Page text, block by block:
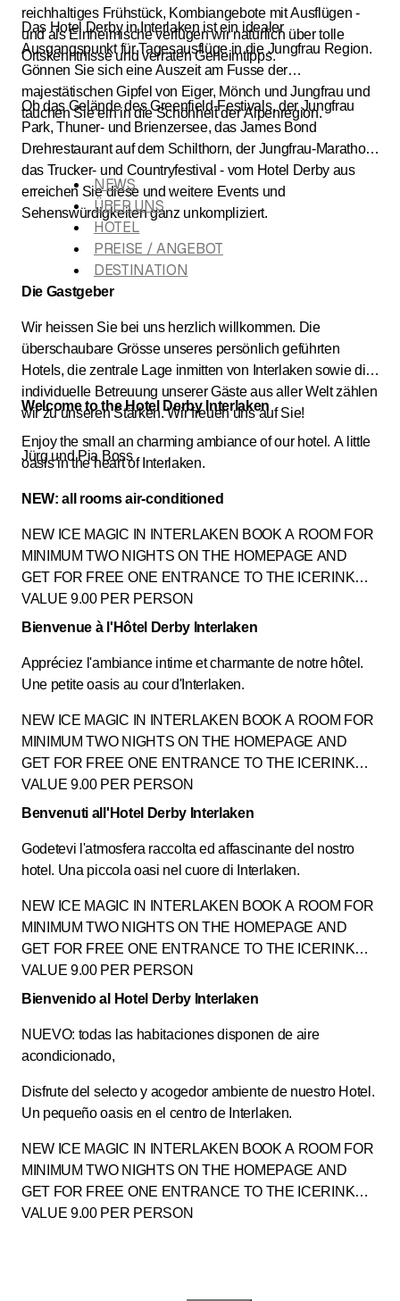
reichhaltiges Frühstück, Kombiangebote mit Ausflügen -
und als Einheimische verfügen wir natürlich über tolle
Ortskenntnisse und verraten Geheimtipps.
Das Hotel Derby in Interlaken ist ein idealer
Ausgangspunkt für Tagesausflüge in die Jungfrau Region.
Gönnen Sie sich eine Auszeit am Fusse der
majestätischen Gipfel von Eiger, Mönch und Jungfrau und
tauchen Sie ein in die Schönheit der Alpenregion.
Ob das Gelände des Greenfield-Festivals, der Jungfrau
Park, Thuner- und Brienzersee, das James Bond
Drehrestaurant auf dem Schilthorn, der Jungfrau-Marathon,
das Trucker- und Countryfestival - vom Hotel Derby aus
erreichen Sie diese und weitere Events und
Sehenswürdigkeiten ganz unkompliziert.
NEWS
ÜBER UNS
HOTEL
PREISE / ANGEBOT
DESTINATION
Die Gastgeber
Wir heissen Sie bei uns herzlich willkommen. Die
überschaubare Grösse unseres persönlich geführten
Hotels, die zentrale Lage inmitten von Interlaken sowie die
individuelle Betreuung unserer Gäste aus aller Welt zählen
wir zu unseren Stärken. Wir freuen uns auf Sie!
Jürg und Pia Boss
Welcome to the Hotel Derby Interlaken
Enjoy the small an charming ambiance of our hotel. A little
oasis in the heart of Interlaken.
NEW: all rooms air-conditioned
NEW ICE MAGIC IN INTERLAKEN BOOK A ROOM FOR
MINIMUM TWO NIGHTS ON THE HOMEPAGE AND
GET FOR FREE ONE ENTRANCE TO THE ICERINK
VALUE 9.00 PER PERSON
Bienvenue à l'Hôtel Derby Interlaken
Appréciez l'ambiance intime et charmante de notre hôtel.
Une petite oasis au cour d'Interlaken.
NEW ICE MAGIC IN INTERLAKEN BOOK A ROOM FOR
MINIMUM TWO NIGHTS ON THE HOMEPAGE AND
GET FOR FREE ONE ENTRANCE TO THE ICERINK
VALUE 9.00 PER PERSON
Benvenuti all'Hotel Derby Interlaken
Godetevi l'atmosfera raccolta ed affascinante del nostro
hotel. Una piccola oasi nel cuore di Interlaken.
NEW ICE MAGIC IN INTERLAKEN BOOK A ROOM FOR
MINIMUM TWO NIGHTS ON THE HOMEPAGE AND
GET FOR FREE ONE ENTRANCE TO THE ICERINK
VALUE 9.00 PER PERSON
Bienvenido al Hotel Derby Interlaken
NUEVO: todas las habitaciones disponen de aire
acondicionado,
Disfrute del selecto y acogedor ambiente de nuestro Hotel.
Un pequeño oasis en el centro de Interlaken.
NEW ICE MAGIC IN INTERLAKEN BOOK A ROOM FOR
MINIMUM TWO NIGHTS ON THE HOMEPAGE AND
GET FOR FREE ONE ENTRANCE TO THE ICERINK
VALUE 9.00 PER PERSON